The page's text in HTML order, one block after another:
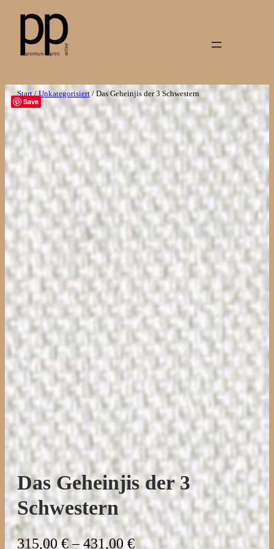
Zum
springen
Save
Start / Unkategorisiert / Das Geheinjis der 3 Schwestern
Das Geheinjis der 3
Schwestern
315,00€ –431,00€P